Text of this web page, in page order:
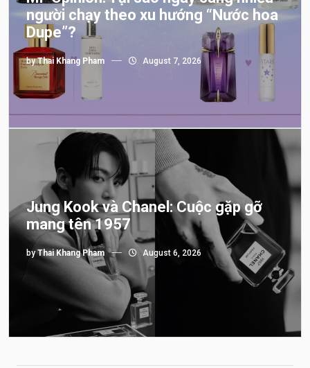
người chạy theo xu hướng “Nước hoa
Dupe”?
byThai Khang Pham August 7, 2026
Jung Kook và Chanel: Cuộc gặp gỡ
mang tên 1957
byThai Khang Pham August 6, 2026